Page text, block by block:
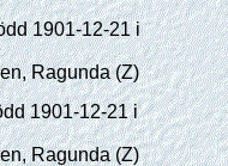
1901-12-21 i
Ragunda (Z)
1901-12-21 i
Ragunda (Z)